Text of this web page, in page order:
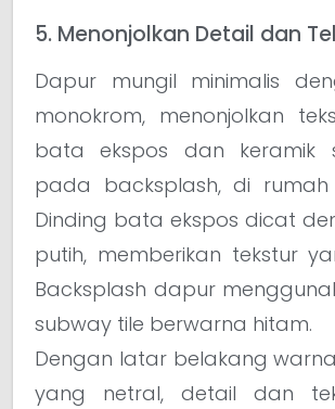
5. Menonjolkan Detail dan
Dapur mungil minimalis
monokrom, menonjolkan
bata ekspos dan keramik
pada backsplash, di
Dinding bata ekspos dicat
putih, memberikan tekstur
Backsplash dapur
subway tile berwarna hitam.
Dengan latar belakang
yang netral, detail dan